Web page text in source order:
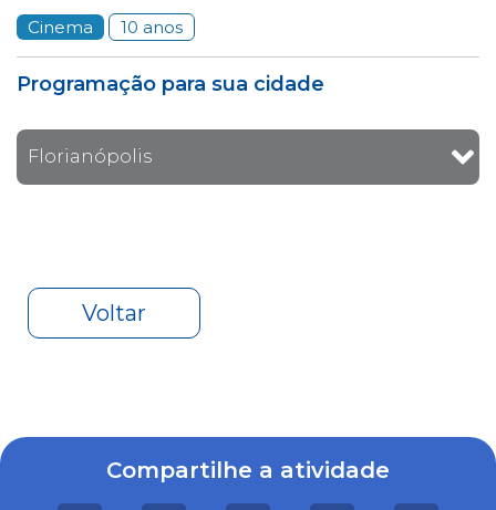
Cinema
10 anos
Programação para sua cidade
Florianópolis
Voltar
Compartilhe a atividade